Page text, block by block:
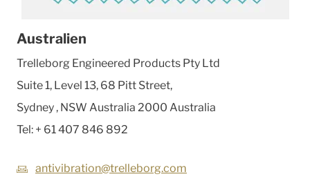
Australien
Trelleborg Engineered Products Pty Ltd
Suite 1, Level 13, 68 Pitt Street,
Sydney , NSW Australia 2000 Australia
Tel: + 61 407 846 892
antivibration@trelleborg.com